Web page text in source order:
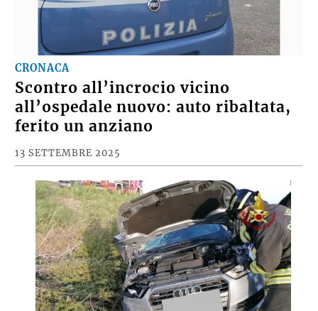
CRONACA
Scontro all’incrocio vicino
all’ospedale nuovo: auto ribaltata,
ferito un anziano
13 SETTEMBRE 2025